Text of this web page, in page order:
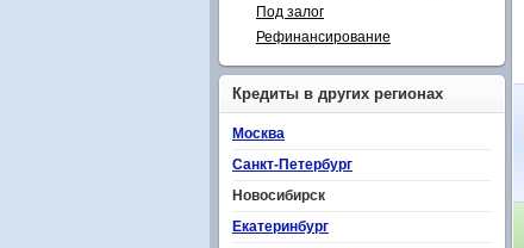
Под залог
Рефинансирование
Кредиты в других регионах
Москва
Санкт-Петербург
Новосибирск
Екатеринбург